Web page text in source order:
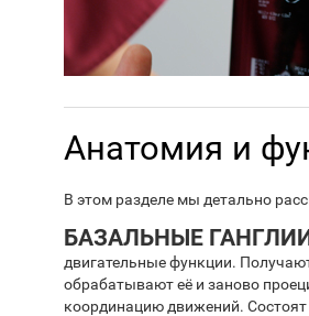
Анатомия и
В этом разделе мы детально
БАЗАЛЬНЫЕ
двигательные функции.
обрабатывают её и заново
координацию движений. Состоят